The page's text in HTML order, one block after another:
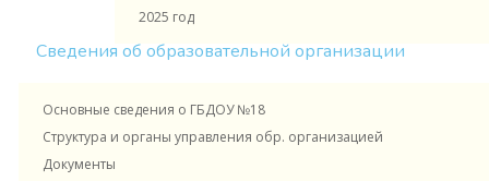
2025 год
Сведения об образовательной организации
Основные сведения о ГБДОУ №18
Структура и органы управления обр. организацией
Документы
Новости и материалы
Памятка для родителей: часто
встречающиеся вопросы по дошкольному